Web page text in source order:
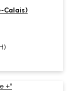
Calais)
+"